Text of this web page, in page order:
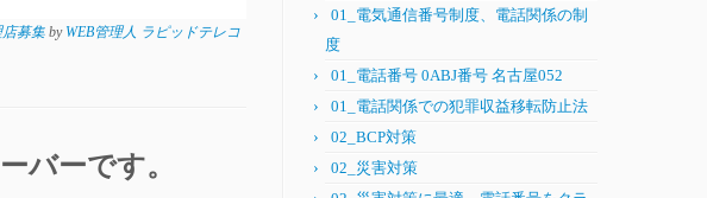
店募集 by WEB管理人 ラピッドテレコ
バーです。
01_電気通信番号制度、電話関係の制
度
01_電話番号 0ABJ番号 名古屋052
01_電話関係での犯罪収益移転防止法
02_BCP対策
02_災害対策